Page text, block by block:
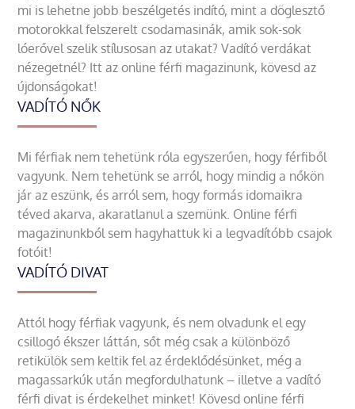
mi is lehetne jobb beszélgetés indító, mint a döglesztő
motorokkal felszerelt csodamasinák, amik sok-sok
lóerővel szelik stílusosan az utakat? Vadító verdákat
nézegetnél? Itt az online férfi magazinunk, kövesd az
újdonságokat!
VADÍTÓ NŐK
Mi férfiak nem tehetünk róla egyszerűen, hogy férfiből
vagyunk. Nem tehetünk se arról, hogy mindig a nőkön
jár az eszünk, és arról sem, hogy formás idomaikra
téved akarva, akaratlanul a szemünk. Online férfi
magazinunkból sem hagyhattuk ki a legvadítóbb csajok
fotóit!
VADÍTÓ DIVAT
Attól hogy férfiak vagyunk, és nem olvadunk el egy
csillogó ékszer láttán, sőt még csak a különböző
retikülök sem keltik fel az érdeklődésünket, még a
magassarkúk után megfordulhatunk – illetve a vadító
férfi divat is érdekelhet minket! Kövesd online férfi